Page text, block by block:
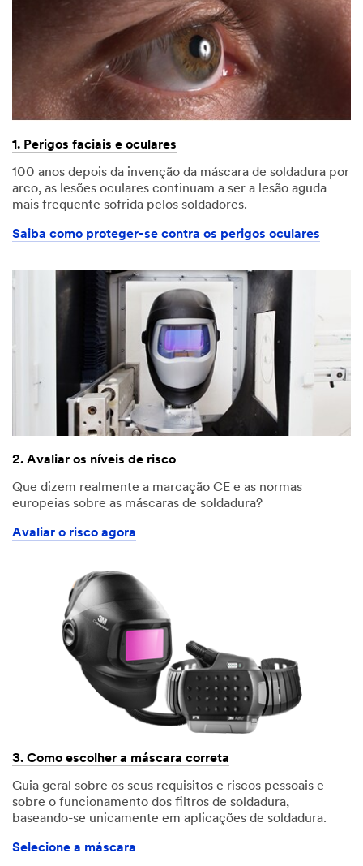
1. Perigos faciais e oculares
100 anos depois da invenção da máscara de soldadura por
arco, as lesões oculares continuam a ser a lesão aguda
mais frequente sofrida pelos soldadores.
Saiba como proteger-se contra os perigos oculares
2. Avaliar os níveis de risco
Que dizem realmente a marcação CE e as normas
europeias sobre as máscaras de soldadura?
Avaliar o risco agora
3. Como escolher a máscara correta
Guia geral sobre os seus requisitos e riscos pessoais e
sobre o funcionamento dos filtros de soldadura,
baseando-se unicamente em aplicações de soldadura.
Selecione a máscara